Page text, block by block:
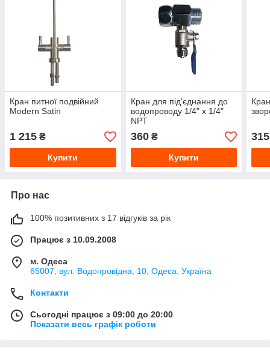
Кран питної подвійний
Modern Satin
1 215 ₴
Купити
Кран для під'єднання до
водопроводу 1/4" х 1/4"
NPT
360₴
Купити
315
Про нас
100% позитивних з 17 відгуків за рік
Працює з 10.09.2008
м. Одеса
65007, вул. Водопровідна, 10, Одеса, Україна
Контакти
Сьогодні працює з 09:00 до 20:00
Показати весь графік роботи